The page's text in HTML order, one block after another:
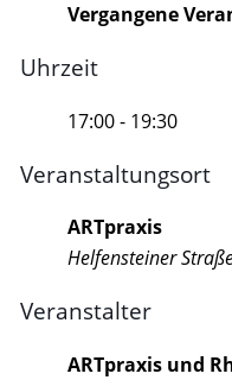
Vergangene
Uhrzeit
17:00 - 19:30
Veranstaltungsort
ARTpraxis
Helfensteiner
Veranstalter
ARTpraxis und